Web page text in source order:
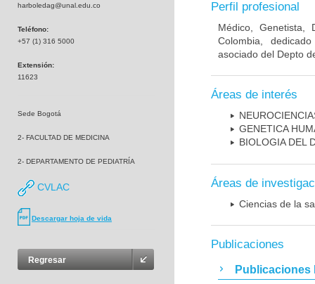
harboledag@unal.edu.co
Teléfono:
+57 (1) 316 5000
Extensión:
11623
Sede Bogotá
2- FACULTAD DE MEDICINA
2- DEPARTAMENTO DE PEDIATRÍA
CVLAC
Descargar hoja de vida
Regresar
Perfil profesional
Médico, Genetista,
Colombia,
asociado del Depto
Áreas de interés
GENETICA
BIOLOGIA DEL
Áreas de
Ciencias de la
Publicaciones
Publicaciones